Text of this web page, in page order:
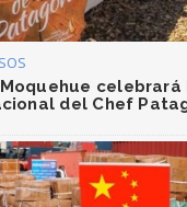
celebrará
del Chef